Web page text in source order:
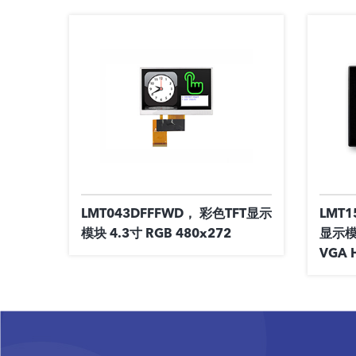
LMT043DFFFWD， 彩色TFT显示
模块 4.3寸 RGB 480x272
显示
VGA